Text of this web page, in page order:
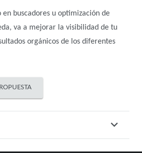
en buscadores u optimización de
va a mejorar la visibilidad de tu
orgánicos de los diferentes